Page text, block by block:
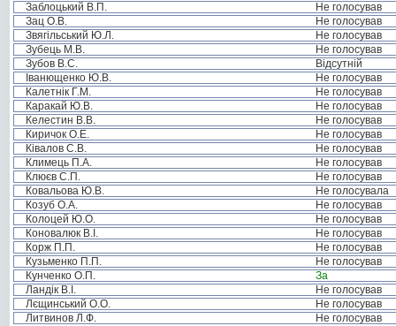
Заблоцький В.П.
Не голосував
Зац О.В.
Не голосував
Звягільський Ю.Л.
Не голосував
Зубець М.В.
Не голосував
Зубов В.С.
Відсутній
Іванющенко Ю.В.
Не голосував
Калетнік Г.М.
Не голосував
Каракай Ю.В.
Не голосував
Келестин В.В.
Не голосував
Киричок О.Е.
Не голосував
Ківалов С.В.
Не голосував
Климець П.А.
Не голосував
Клюєв С.П.
Не голосував
Ковальова Ю.В.
Не голосувала
Козуб О.А.
Не голосував
Колоцей Ю.О.
Не голосував
Коновалюк В.І.
Не голосував
Корж П.П.
Не голосував
Кузьменко П.П.
Не голосував
Кунченко О.П.
За
Ландік В.І.
Не голосував
Лєщинський О.О.
Не голосував
Литвинов Л.Ф.
Не голосував